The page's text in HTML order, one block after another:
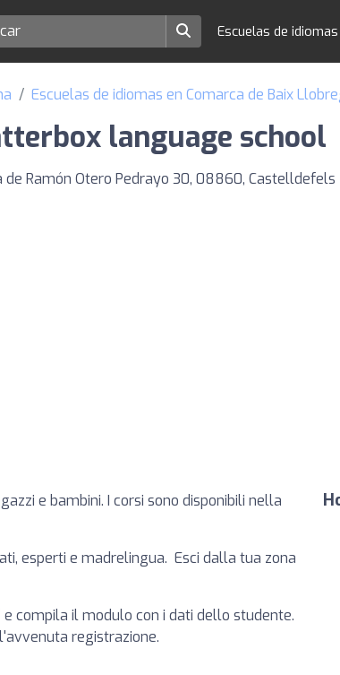
Escuelas de
Escuelas de idiomas en Comarca de Baix
language school
de Ramón Otero Pedrayo 30, 08860, Castelldefels
e bambini. I corsi sono disponibili nella
esperti e madrelingua. Esci dalla tua zona
compila il modulo con i dati dello studente.
registrazione.